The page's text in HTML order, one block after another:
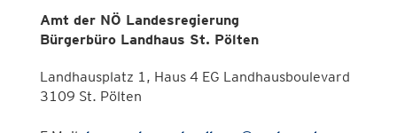
Amt der NÖ Landesregierung
Bürgerbüro Landhaus St. Pölten
Landhausplatz 1, Haus 4 EG Landhausboulevard
3109 St. Pölten